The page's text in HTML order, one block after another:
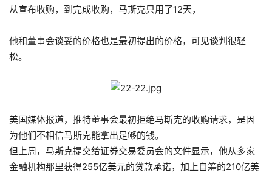
从宣布收购，到完成收购，马斯克只用了12天，
他和董事会谈妥的价格也是最初提出的价格，可见谈判很轻
松。
美国媒体报道，推特董事会最初拒绝马斯克的收购请求，是因
为他们不相信马斯克能拿出足够的钱。
但上周，马斯克提交给证券交易委员会的文件显示，他从多家
金融机构那里获得255亿美元的贷款承诺，加上自筹的210亿美